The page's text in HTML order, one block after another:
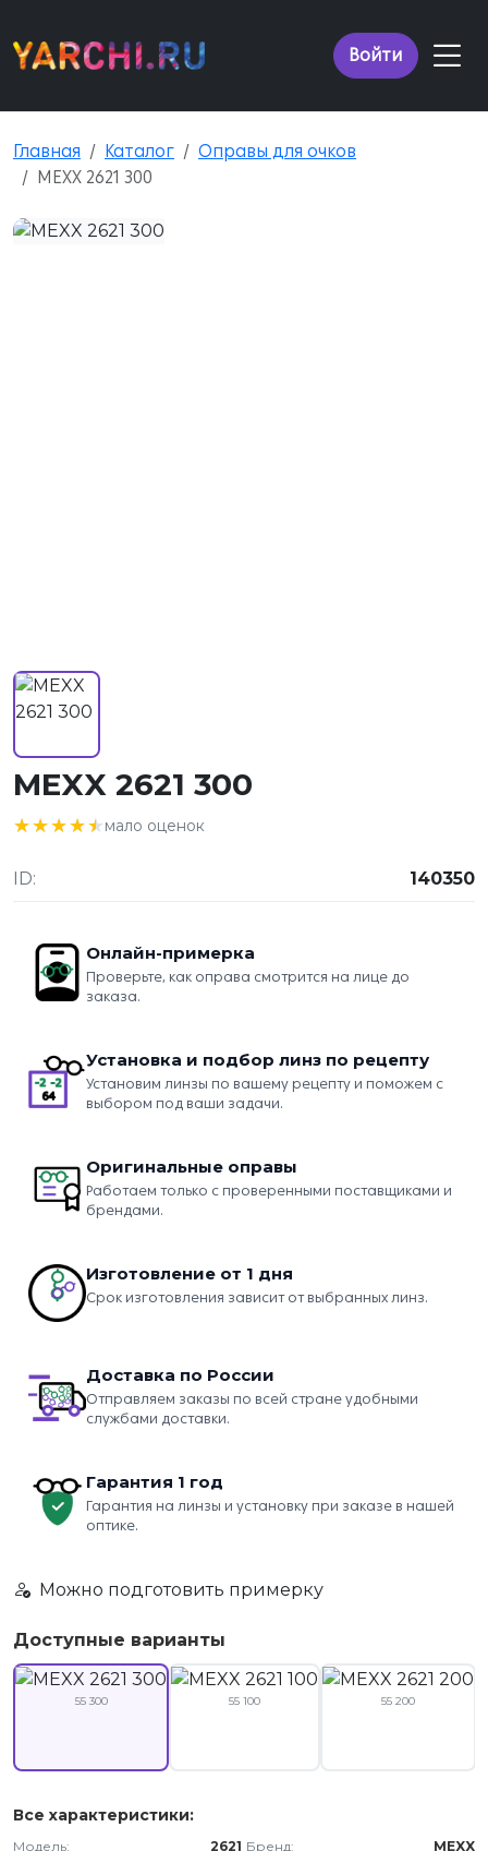
Войти
Главная Каталог
Оправы для очков
MEXX 2621 300
MEXX 2621 300
★★★★★
★★★★★мало оценок
ID: 140350
Онлайн-примерка
Проверьте, как оправа смотрится на лице до
заказа.
Установка и подбор линз по рецепту
Установим линзы по вашему рецепту и поможем с
выбором под ваши задачи.
Оригинальные оправы
Работаем только с проверенными поставщиками и
брендами.
Изготовление от 1 дня
Срок изготовления зависит от выбранных линз.
Доставка по России
Отправляем заказы по всей стране удобными
службами доставки.
Гарантия 1 год
Гарантия на линзы и установку при заказе в нашей
оптике.
Можно подготовить примерку
Доступные варианты
55 300 55 100 55 200
Все характеристики:
Модель: 2621 Бренд: MEXX